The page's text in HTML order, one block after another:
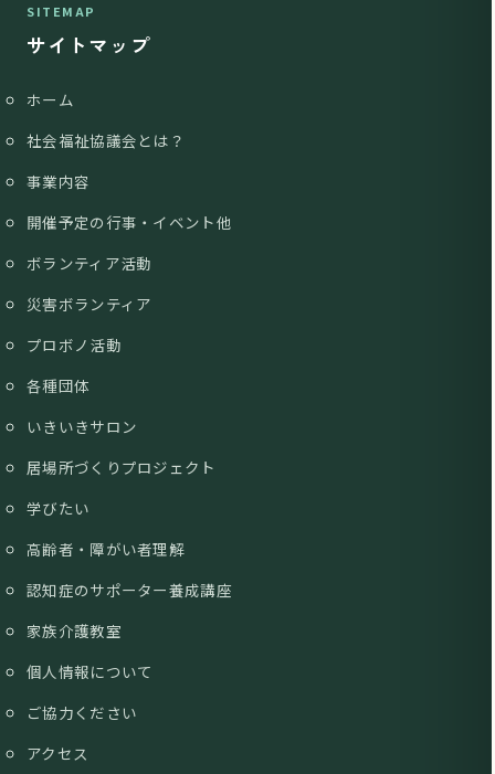
SITEMAP
サイトマップ
ホーム
社会福祉協議会とは？
事業内容
開催予定の行事・イベント他
ボランティア活動
災害ボランティア
プロボノ活動
各種団体
いきいきサロン
居場所づくりプロジェクト
学びたい
高齢者・障がい者理解
認知症のサポーター養成講座
家族介護教室
個人情報について
ご協力ください
アクセス